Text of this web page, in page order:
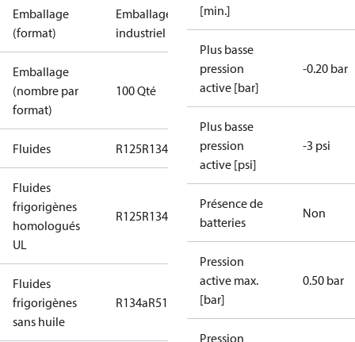
Emballage
(format)
Emballage
industriel
Emballage
(nombre par
format)
100 Qté
Fluides R125R134a R404AR407C R410A
Fluides
frigorigènes
homologués
UL
R125R134a R404A R407C R410A
Fluides
frigorigènes
sans huile
R134aR513A
[min.]
Plus basse
pression
active [bar]
-0.20 bar
Plus basse
pression
active [psi]
-3 psi
Présence de
batteries
Non
Pression
active max.
[bar]
0.50 bar
Pression